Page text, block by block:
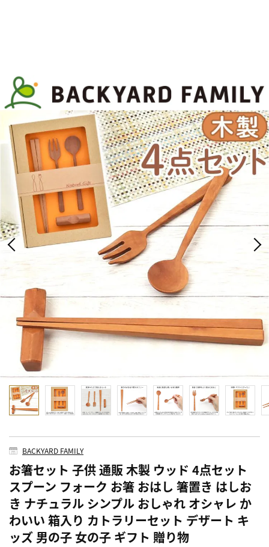
BACKYARD FAMILY
お箸セット 子供 通販 木製 ウッド 4点セット
スプーン フォーク お箸 おはし 箸置き はしお
き ナチュラル シンプル おしゃれ オシャレ か
わいい 箱入り カトラリーセット デザート キ
ッズ 男の子 女の子 ギフト 贈り物